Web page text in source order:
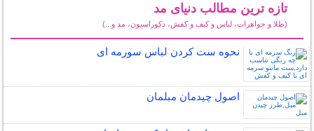
تازه ترین مطالب دنیای مد
(طلا و جواهرات، لباس و کیف و کفش، دکوراسیون، مد و...)
نحوه ست کردن لباس سورمه ای
اصول چیدمان مبلمان